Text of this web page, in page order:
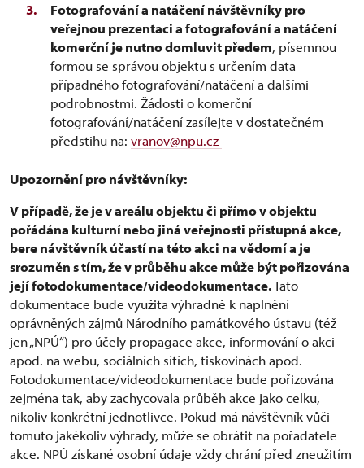
Fotografování a natáčení návštěvníky pro
veřejnou prezentaci a fotografování a natáčení
komerční je nutno domluvit předem, písemnou
formou se správou objektu s určením data
případného fotografování/natáčení a dalšími
podrobnostmi. Žádosti o komerční
fotografování/natáčení zasílejte v dostatečném
předstihu na: vranov@npu.cz
Upozornění pro návštěvníky:
V případě, že je v areálu objektu či přímo v objektu
pořádána kulturní nebo jiná veřejnosti přístupná akce,
bere návštěvník účastí na této akci na vědomí a je
srozuměn s tím, že v průběhu akce může být pořizována
její fotodokumentace/videodokumentace.Tato
dokumentace bude využita výhradně k naplnění
oprávněných zájmů Národního památkového ústavu (též
jen „NPÚ“) pro účely propagace akce, informování o akci
apod. na webu, sociálních sítích, tiskovinách apod.
Fotodokumentace/videodokumentace bude pořizována
zejména tak, aby zachycovala průběh akce jako celku,
nikoliv konkrétní jednotlivce. Pokud má návštěvník vůči
tomuto jakékoliv výhrady, může se obrátit na pořadatele
akce. NPÚ získané osobní údaje vždy chrání před zneužitím